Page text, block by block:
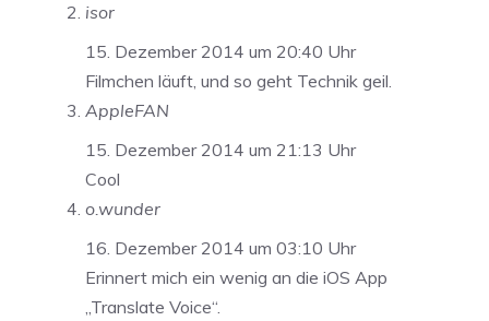
isor
15. Dezember 2014 um 20:40 Uhr
Filmchen läuft, und so geht Technik geil.
AppleFAN
15. Dezember 2014 um 21:13 Uhr
Cool
o.wunder
16. Dezember 2014 um 03:10 Uhr
Erinnert mich ein wenig an die iOS App
„Translate Voice“.